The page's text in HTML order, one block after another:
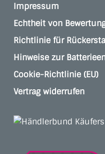
Impressum
Echtheit von
Richtlinie für
Hinweise zur
Cookie-Richtlinie (EU)
Vertrag widerrufen